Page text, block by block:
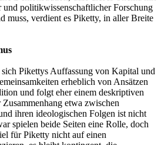
und politikwissenschaftlicher Forschung
muss, verdient es Piketty, in aller Breite
Pikettys Auffassung von Kapital und
erheblich von Ansätzen
und folgt eher einem deskriptiven
etwa zwischen
ihren ideologischen Folgen ist nicht
spielen beide Seiten eine Rolle, doch
für Piketty nicht auf einen